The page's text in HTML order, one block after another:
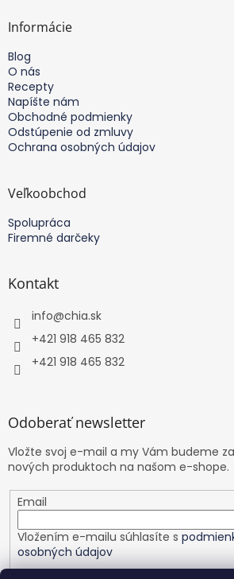
Informácie
Blog
O nás
Recepty
Napíšte nám
Obchodné podmienky
Odstúpenie od zmluvy
Ochrana osobných údajov
Veľkoobchod
Spolupráca
Firemné darčeky
Kontakt
info@chia.sk
+421 918 465 832
+421 918 465 832
Odoberať newsletter
Vložte svoj e-mail a my Vám budeme
nových produktoch na našom e-shope.
Email
Vložením e-mailu súhlasíte s
osobných údajov